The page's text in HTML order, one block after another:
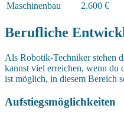
Maschinenbau
2.600 €
Berufliche
Als Robotik-Techniker stehen
kannst viel erreichen, wenn du
ist möglich, in diesem Bereich
Aufstiegsmöglichkeiten